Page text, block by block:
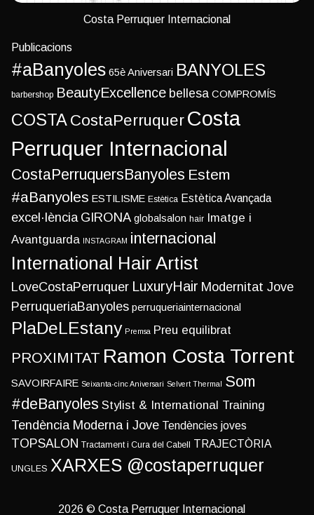
Costa Perruquer Internacional
Publicacions
#aBanyoles 65è Aniversari BANYOLES
barbershop BeautyExcellence bellesa COMPROMÍS
COSTA CostaPerruquer Costa
Perruquer Internacional
CostaPerruquersBanyoles Estem
#aBanyoles ESTILISME Estètica Estètica Avançada
excel·lència GIRONA globalsalon hair
Imatge i
Avantguarda
INSTAGRAM internacional
International Hair Artist
LoveCostaPerruquer LuxuryHair Modernitat Jove
PerruqueriaBanyoles perruqueriainternacional
PlaDeLEstany Premsa Preu equilibrat
PROXIMITAT Ramon Costa Torrent
SAVOIRFAIRE Seixanta-cinc Aniversari Selvert Thermal
Som
#deBanyoles Stylist & International Training
Tendència Moderna i Jove Tendències joves
TOPSALON Tractament i Cura del Cabell TRAJECTÒRIA
UNGLES XARXES @costaperruquer
2026 © Costa Perruquer Internacional